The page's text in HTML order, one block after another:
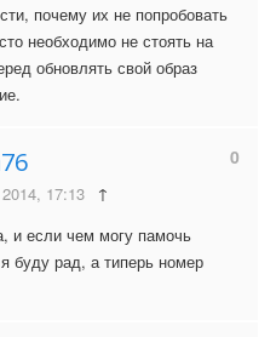
почему их не попробовать
необходимо не стоять на
обновлять свой образ
17:13 ↑
0
и если чем могу памочь
буду рад, а типерь номер